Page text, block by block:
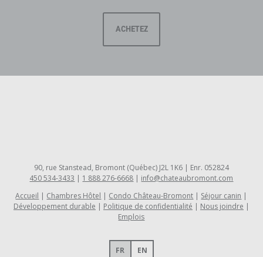
ACHETEZ
90, rue Stanstead, Bromont (Québec) J2L 1K6 | Enr. 052824
450 534-3433 | 1 888 276-6668 | info@chateaubromont.com
Accueil
Chambres Hôtel Condo Château-Bromont
Séjour canin
Développement durable
Politique de confidentialité
Nous joindre
Emplois
FR EN